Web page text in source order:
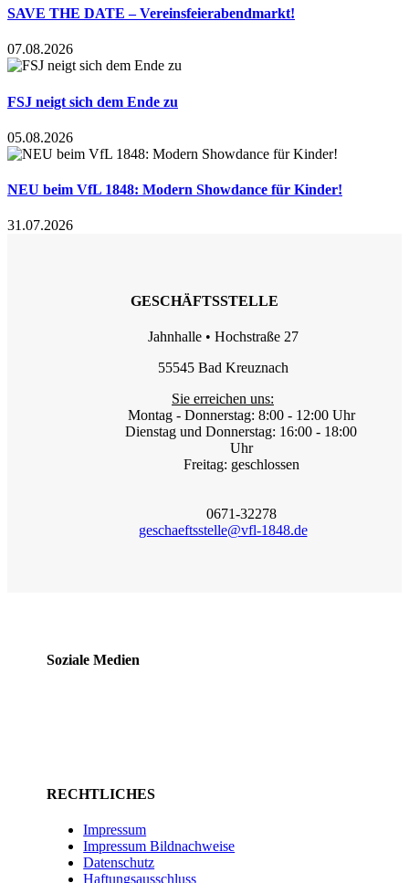
SAVE THE DATE – Vereinsfeierabendmarkt!
07.08.2026
FSJ neigt sich dem Ende zu
05.08.2026
NEU beim VfL 1848: Modern Showdance für Kinder!
31.07.2026
GESCHÄFTSSTELLE
Jahnhalle • Hochstraße 27
55545 Bad Kreuznach
Sie erreichen uns:
Montag - Donnerstag: 8:00 - 12:00 Uhr
Dienstag und Donnerstag: 16:00 - 18:00
Uhr
Freitag: geschlossen
0671-32278
geschaeftsstelle@vfl-1848.de
Soziale Medien
RECHTLICHES
Impressum
Impressum Bildnachweise
Datenschutz
Haftungsausschluss